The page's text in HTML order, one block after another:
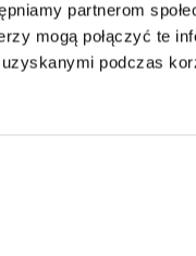
partnerom
mogą połączyć te
podczas